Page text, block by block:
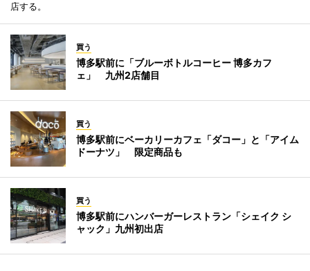
店する。
買う
博多駅前に「ブルーボトルコーヒー 博多カフ
ェ」 九州2店舗目
買う
博多駅前にベーカリーカフェ「ダコー」と「アイム
ドーナツ」 限定商品も
買う
博多駅前にハンバーガーレストラン「シェイク シ
ャック」九州初出店